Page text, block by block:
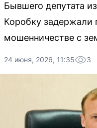
Бывшего депутата
Коробку задержали
мошенничестве с
24 июня, 2026, 11:35 3